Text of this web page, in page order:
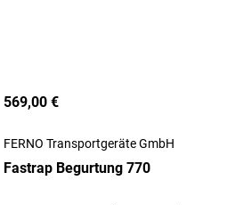
569,00 €
FERNO Transportgeräte GmbH
Fastrap Begurtung 770